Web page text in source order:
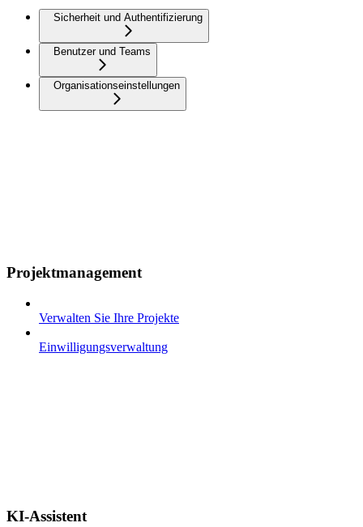
Sicherheit und Authentifizierung
Benutzer und Teams
Organisationseinstellungen
Projektmanagement
Verwalten Sie Ihre Projekte
Einwilligungsverwaltung
KI-Assistent